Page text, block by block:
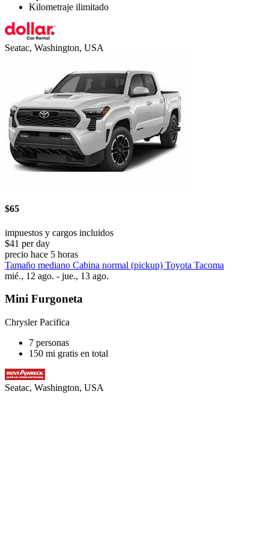
Kilometraje ilimitado
Seatac, Washington, USA
$65
impuestos y cargos incluidos
$41 per day
precio hace 5 horas
Tamaño mediano Cabina normal (pickup) Toyota Tacoma
mié., 12 ago. - jue., 13 ago.
Mini Furgoneta
Chrysler Pacifica
7 personas
150 mi gratis en total
Seatac, Washington, USA